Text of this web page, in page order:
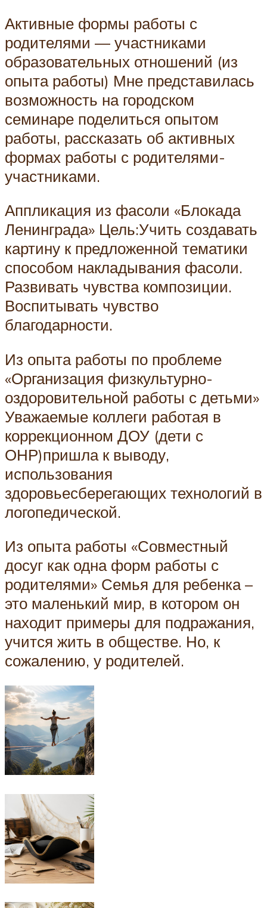
Активные формы работы с
родителями — участниками
образовательных отношений (из
опыта работы) Мне представилась
возможность на городском
семинаре поделиться опытом
работы, рассказать об активных
формах работы с родителями-
участниками.
Аппликация из фасоли «Блокада
Ленинграда» Цель:Учить создавать
картину к предложенной тематики
способом накладывания фасоли.
Развивать чувства композиции.
Воспитывать чувство
благодарности.
Из опыта работы по проблеме
«Организация физкультурно-
оздоровительной работы с детьми»
Уважаемые коллеги работая в
коррекционном ДОУ (дети с
ОНР)пришла к выводу,
использования
здоровьесберегающих технологий в
логопедической.
Из опыта работы «Совместный
досуг как одна форм работы с
родителями» Семья для ребенка –
это маленький мир, в котором он
находит примеры для подражания,
учится жить в обществе. Но, к
сожалению, у родителей.